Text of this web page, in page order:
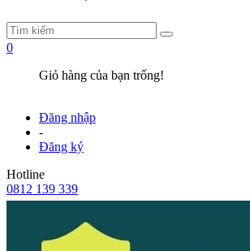
0
Giỏ hàng của bạn trống!
Đăng nhập
-
Đăng ký
Hotline
0812 139 339